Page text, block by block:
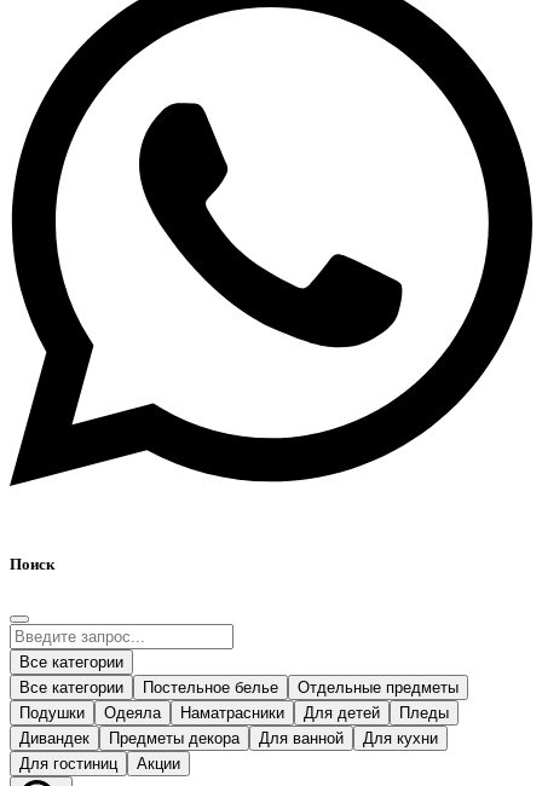
Поиск
Все категории
Все категории
Постельное белье
Отдельные предметы
Подушки
Одеяла Наматрасники Для детей
Пледы
Дивандек
Предметы декора Для ванной
Для кухни
Для гостиниц
Акции